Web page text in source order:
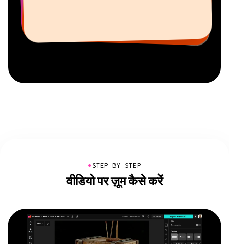
●STEP BY STEP
वीडियो पर ज़ूम कैसे करें